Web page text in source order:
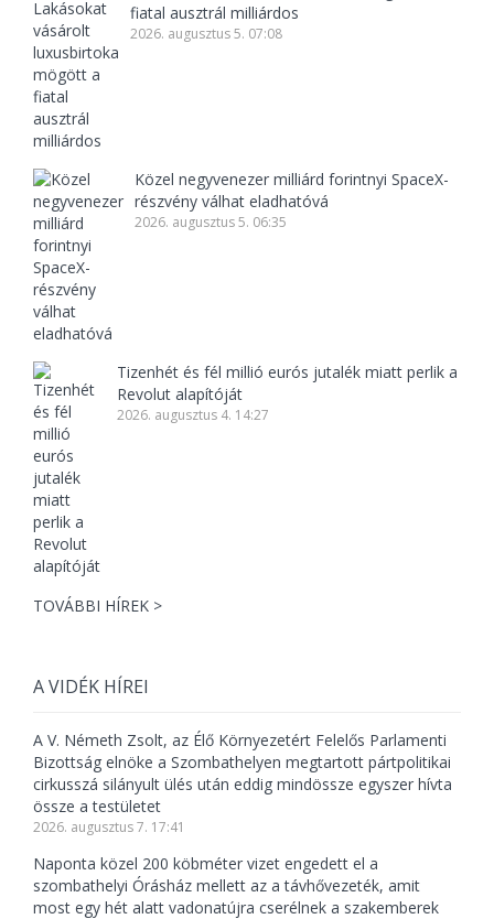
fiatal ausztrál milliárdos
2026. augusztus 5. 07:08
Közel negyvenezer milliárd forintnyi SpaceX-
részvény válhat eladhatóvá
2026. augusztus 5. 06:35
Tizenhét és fél millió eurós jutalék miatt perlik a
Revolut alapítóját
2026. augusztus 4. 14:27
TOVÁBBI HÍREK >
A VIDÉK HÍREI
A V. Németh Zsolt, az Élő Környezetért Felelős Parlamenti
Bizottság elnöke a Szombathelyen megtartott pártpolitikai
cirkusszá silányult ülés után eddig mindössze egyszer hívta
össze a testületet
2026. augusztus 7. 17:41
Naponta közel 200 köbméter vizet engedett el a
szombathelyi Órásház mellett az a távhővezeték, amit
most egy hét alatt vadonatújra cserélnek a szakemberek